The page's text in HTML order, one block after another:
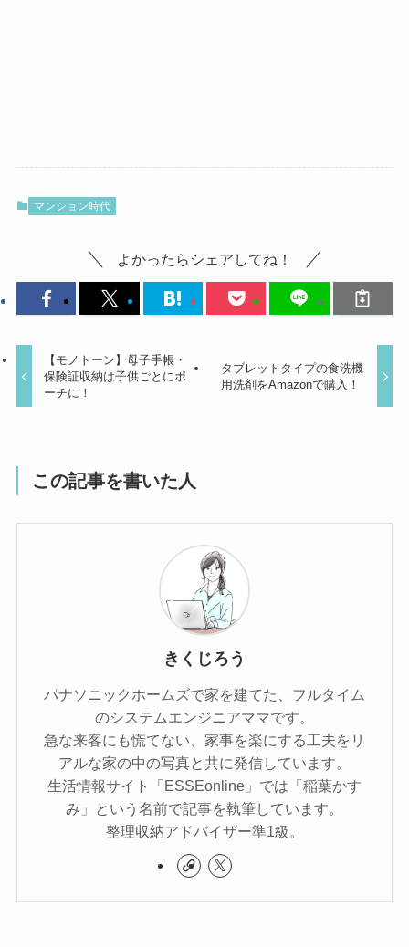
マンション時代
よかったらシェアしてね！
【モノトーン】母子手帳・
保険証収納は子供ごとにポ
ーチに！
タブレットタイプの食洗機
用洗剤をAmazonで購入！
この記事を書いた人
きくじろう
パナソニックホームズで家を建てた、フルタイム
のシステムエンジニアママです。
急な来客にも慌てない、家事を楽にする工夫をリ
アルな家の中の写真と共に発信しています。
生活情報サイト「ESSEonline」では「稲葉かす
み」という名前で記事を執筆しています。
整理収納アドバイザー準1級。